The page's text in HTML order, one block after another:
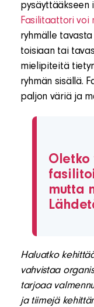
pysäyttääkseen
Fasilitaattori voi
ryhmälle
toisiaan tai
mielipiteitä
ryhmän sisällä.
paljon väriä ja
Oletko
mutta
Haluatko
vahvistaa
tarjoaa
ja tiimejä